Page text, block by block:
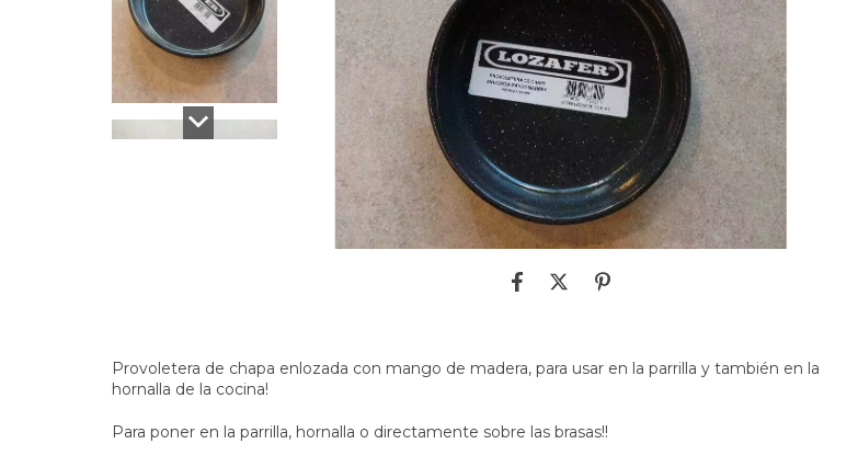
Provoletera de chapa enlozada con mango de madera, para usar en la parrilla y también en la
hornalla de la cocina!
Para poner en la parrilla, hornalla o directamente sobre las brasas!!